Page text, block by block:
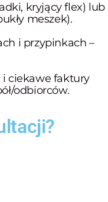
kryjący flex) lub
meszek).
i przypinkach –
ciekawe faktury
odbiorców.